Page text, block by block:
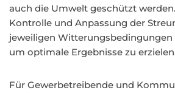
auch die Umwelt geschützt
Kontrolle und Anpassung der
jeweiligen Witterungsbedingungen
um optimale Ergebnisse zu
Für Gewerbetreibende und